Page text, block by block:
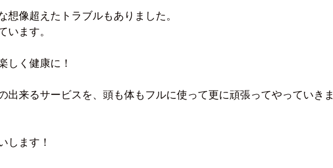
想像超えたトラブルもありました。
います。
しく健康に！
出来るサービスを、頭も体もフルに使って更に頑張ってやっていきま
します！